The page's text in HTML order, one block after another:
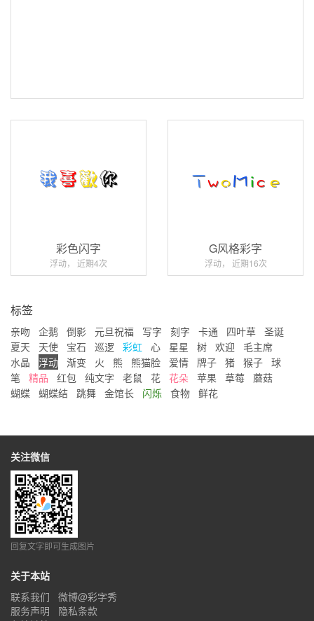
彩色闪字
浮动， 近期4次
G风格彩字
浮动， 近期16次
标签
亲吻 企鹅 倒影 元旦祝福 写字 刻字 卡通 四叶草 圣诞
夏天
天使 宝石 巡逻 彩虹 心 星星 树 欢迎
毛主席
水晶
浮动 渐变 火 熊 熊猫脸 爱情 牌子 猪 猴子 球
笔 精品 红包 纯文字 老鼠 花 花朵 苹果 草莓 蘑菇
蝴蝶 蝴蝶结 跳舞 金馆长 闪烁 食物 鲜花
关注微信
回复文字即可生成图片
关于本站
联系我们
微博@彩字秀
服务声明
隐私条款